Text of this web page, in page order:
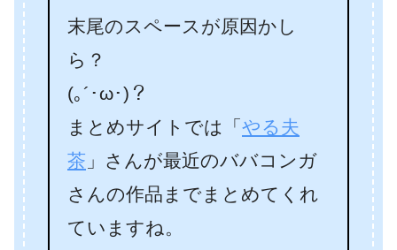
末尾のスペースが原因かし
ら？
(｡´･ω･)？
まとめサイトでは「 やる夫
茶 」さんが最近のババコンガ
さんの作品までまとめてくれ
ていますね。